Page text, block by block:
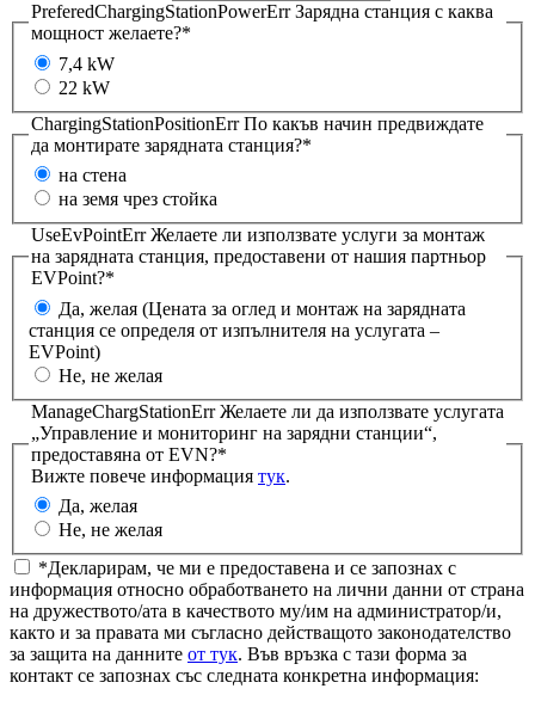
PreferedChargingStationPowerErr Зарядна станция с каква
мощност желаете?*
7,4 kW
22 kW
ChargingStationPositionErr По какъв начин предвиждате
да монтирате зарядната станция?*
на стена
на земя чрез стойка
UseEvPointErr Желаете ли използвате услуги за монтаж
на зарядната станция, предоставени от нашия партньор
EVPoint?*
Да, желая (Цената за оглед и монтаж на зарядната
станция се определя от изпълнителя на услугата –
EVPoint)
Не, не желая
ManageChargStationErr Желаете ли да използвате услугата
„Управление и мониторинг на зарядни станции“,
предоставяна от EVN?*
Вижте повече информация тук.
Да, желая
Не, не желая
*Декларирам, че ми е предоставена и се запознах с
информация относно обработването на лични данни от страна
на дружеството/ата в качеството му/им на администратор/и,
както и за правата ми съгласно действащото законодателство
за защита на данните от тук. Във връзка с тази форма за
контакт се запознах със следната конкретна информация: